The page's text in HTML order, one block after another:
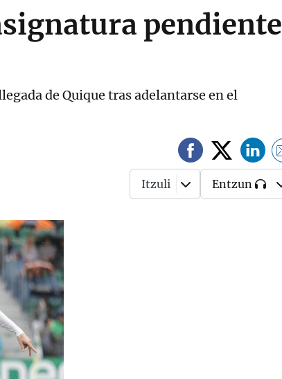
pendiente
de Quique tras adelantarse en el
Itzuli Entzun